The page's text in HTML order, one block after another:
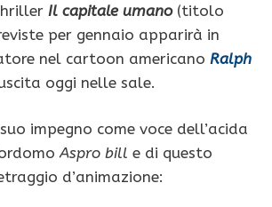
Il capitale umano(titolo
per gennaio apparirà in
nel cartoon americano Ralph
oggi nelle sale.
impegno come voce dell’acida
Aspro bill e di questo
d’animazione: